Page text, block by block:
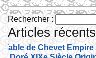
Rechercher :
Articles récents
Table de Chevet